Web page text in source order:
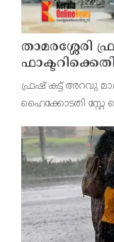
താമരശ്ശേരി
തുടരും
ഫ്രഷ് കട്ട് അറവു
ഹൈക്കോടതി സ്റ്റേ